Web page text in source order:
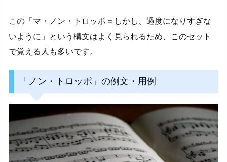
この「マ・ノン・トロッポ＝しかし、過度になりすぎな
いように」という構文はよく見られるため、このセット
で覚える人も多いです。
「ノン・トロッポ」の例文・用例